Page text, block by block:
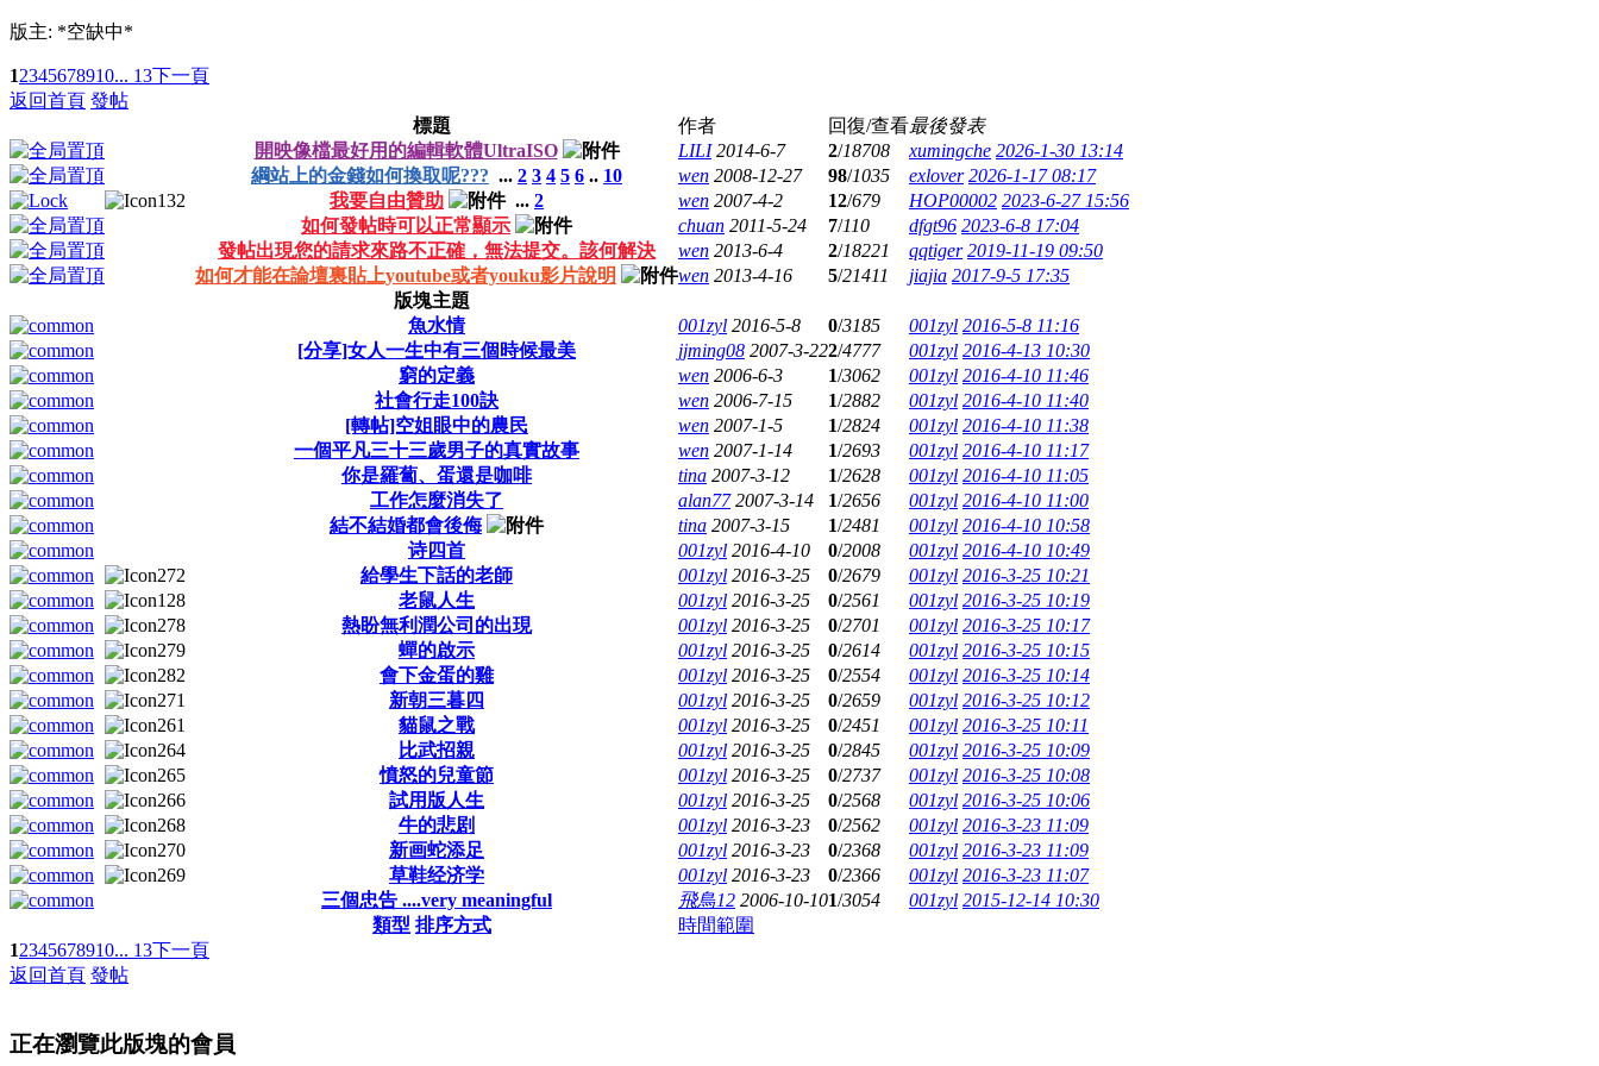
版主: *空缺中*
12345678910... 13下一頁
返回首頁 發帖
標題
作者 回復/查看最後發表
開映像檔最好用的編輯軟體UltraISO
LILI 2014-6-7 2/18708 xumingche 2026-1-30 13:14
綱站上的金錢如何換取呢??? ... 2 3 4 5 6 .. 10 wen 2008-12-27 98/1035 exlover 2026-1-17 08:17
我要自由贊助
... 2 wen 2007-4-2 12/679 HOP00002 2023-6-27 15:56
如何發帖時可以正常顯示
chuan 2011-5-24 7/110 dfgt96 2023-6-8 17:04
發帖出現您的請求來路不正確，無法提交。該何解決
wen 2013-6-4 2/18221 qqtiger 2019-11-19 09:50
如何才能在論壇裏貼上youtube或者youku影片說明
wen 2013-4-16 5/21411 jiajia 2017-9-5 17:35
版塊主題
魚水情
001zyl 2016-5-8 0/3185 001zyl 2016-5-8 11:16
[分享]女人一生中有三個時候最美
jjming08 2007-3-222/4777 001zyl 2016-4-13 10:30
窮的定義
wen 2006-6-3 1/3062 001zyl 2016-4-10 11:46
社會行走100訣
wen 2006-7-15 1/2882 001zyl 2016-4-10 11:40
[轉帖]空姐眼中的農民
wen 2007-1-5 1/2824 001zyl 2016-4-10 11:38
一個平凡三十三歲男子的真實故事
wen 2007-1-14 1/2693 001zyl 2016-4-10 11:17
你是羅蔔、蛋還是咖啡
tina 2007-3-12 1/2628 001zyl 2016-4-10 11:05
工作怎麼消失了
alan77 2007-3-14 1/2656 001zyl 2016-4-10 11:00
結不結婚都會後侮
tina 2007-3-15 1/2481 001zyl 2016-4-10 10:58
诗四首
001zyl 2016-4-10 0/2008 001zyl 2016-4-10 10:49
給學生下話的老師
001zyl 2016-3-25 0/2679 001zyl 2016-3-25 10:21
老鼠人生
001zyl 2016-3-25 0/2561 001zyl 2016-3-25 10:19
熱盼無利潤公司的出現
001zyl 2016-3-25 0/2701 001zyl 2016-3-25 10:17
蟬的啟示
001zyl 2016-3-25 0/2614 001zyl 2016-3-25 10:15
會下金蛋的雞
001zyl 2016-3-25 0/2554 001zyl 2016-3-25 10:14
新朝三暮四
001zyl 2016-3-25 0/2659 001zyl 2016-3-25 10:12
貓鼠之戰
001zyl 2016-3-25 0/2451 001zyl 2016-3-25 10:11
比武招親
001zyl 2016-3-25 0/2845 001zyl 2016-3-25 10:09
憤怒的兒童節
001zyl 2016-3-25 0/2737 001zyl 2016-3-25 10:08
試用版人生
001zyl 2016-3-25 0/2568 001zyl 2016-3-25 10:06
牛的悲剧
001zyl 2016-3-23 0/2562 001zyl 2016-3-23 11:09
新画蛇添足
001zyl 2016-3-23 0/2368 001zyl 2016-3-23 11:09
草鞋经济学
001zyl 2016-3-23 0/2366 001zyl 2016-3-23 11:07
三個忠告 ....very meaningful
飛鳥12 2006-10-101/3054 001zyl 2015-12-14 10:30
類型 排序方式
時間範圍
12345678910... 13下一頁
返回首頁 發帖
正在瀏覽此版塊的會員